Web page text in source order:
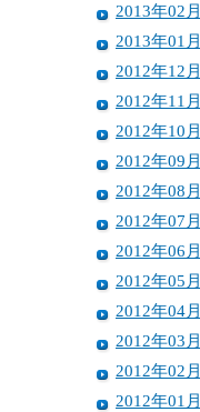
2013年02月
2013年01月
2012年12月
2012年11月
2012年10月
2012年09月
2012年08月
2012年07月
2012年06月
2012年05月
2012年04月
2012年03月
2012年02月
2012年01月